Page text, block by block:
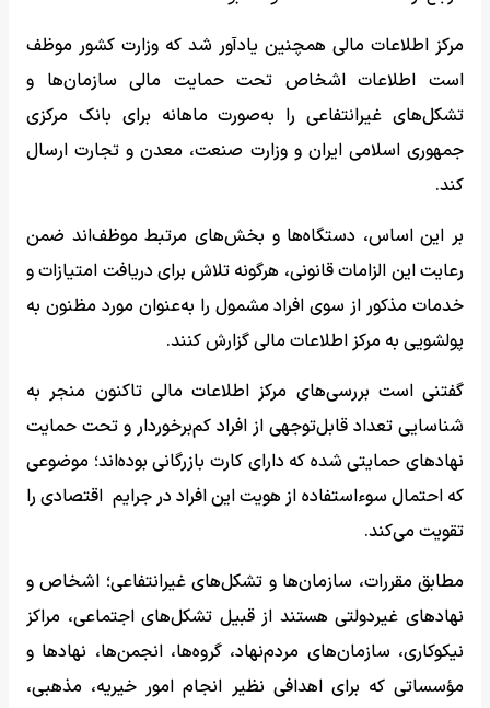
مرکز اطلاعات مالی همچنین یادآور شد که وزارت کشور موظف
است اطلاعات اشخاص تحت حمایت مالی سازمان‌ها و
تشکل‌های غیرانتفاعی را به‌صورت ماهانه برای بانک مرکزی
جمهوری اسلامی ایران و وزارت صنعت، معدن و تجارت ارسال
کند.
بر این اساس، دستگاه‌ها و بخش‌های مرتبط موظف‌اند ضمن
رعایت این الزامات قانونی، هرگونه تلاش برای دریافت امتیازات و
خدمات مذکور از سوی افراد مشمول را به‌عنوان مورد مظنون به
پولشویی به مرکز اطلاعات مالی گزارش کنند.
گفتنی است بررسی‌های مرکز اطلاعات مالی تاکنون منجر به
شناسایی تعداد قابل‌توجهی از افراد کم‌برخوردار و تحت حمایت
نهادهای حمایتی شده که دارای کارت بازرگانی بوده‌اند؛ موضوعی
که احتمال سوءاستفاده از هویت این افراد در جرایم ‌ اقتصادی را
تقویت می‌کند.
مطابق مقررات، سازمان‌ها و تشکل‌های غیرانتفاعی؛ اشخاص و
نهادهای غیردولتی هستند از قبیل تشکل‌های اجتماعی، مراکز
نیکوکاری، سازمان‌های مردم‌نهاد، گروه‌ها، انجمن‌ها، نهادها و
مؤسساتی که برای اهدافی نظیر انجام امور خیریه، مذهبی،